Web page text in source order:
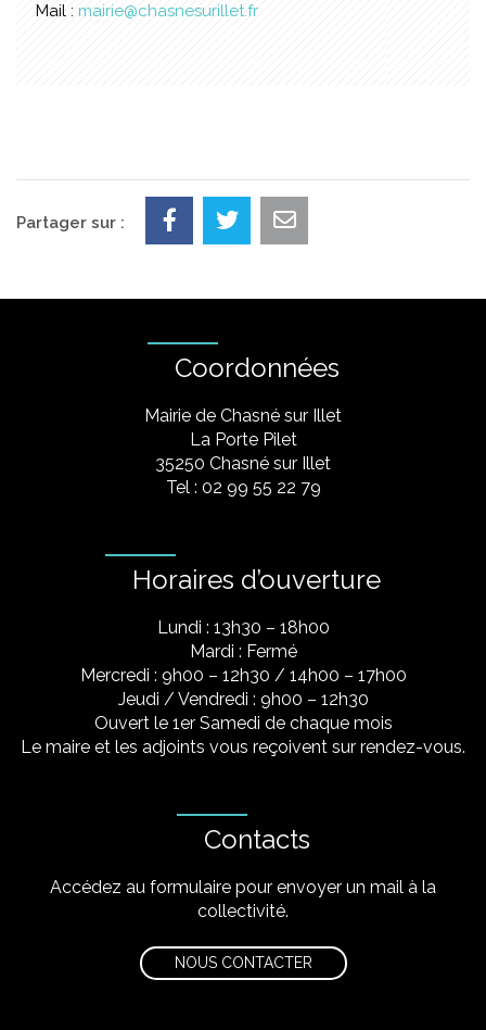
Mail : mairie@chasnesurillet.fr
Partager sur :
Coordonnées
Mairie de Chasné sur Illet
La Porte Pilet
35250 Chasné sur Illet
Tel : 02 99 55 22 79
Horaires d’ouverture
Lundi : 13h30 – 18h00
Mardi : Fermé
Mercredi : 9h00 – 12h30 / 14h00 – 17h00
Jeudi / Vendredi : 9h00 – 12h30
Ouvert le 1er Samedi de chaque mois
Le maire et les adjoints vous reçoivent sur rendez-vous.
Contacts
Accédez au formulaire pour envoyer un mail à la
collectivité.
NOUS CONTACTER